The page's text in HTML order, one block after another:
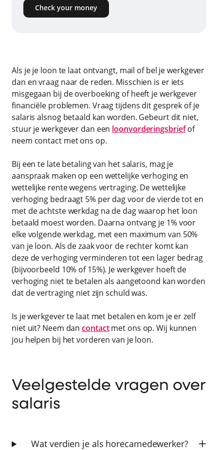
Check your money
Als je je loon te laat ontvangt, mail of bel je werkgever
dan en vraag naar de reden. Misschien is er iets
misgegaan bij de overboeking of heeft je werkgever
financiële problemen. Vraag tijdens dit gesprek of je
salaris alsnog betaald kan worden. Gebeurt dit niet,
stuur je werkgever dan een loonvorderingsbriefof
neem contact met ons op.
Bij een te late betaling van het salaris, mag je
aanspraak maken op een wettelijke verhoging en
wettelijke rente wegens vertraging. De wettelijke
verhoging bedraagt 5% per dag voor de vierde tot en
met de achtste werkdag na de dag waarop het loon
betaald moest worden. Daarna ontvang je 1% voor
elke volgende werkdag, met een maximum van 50%
van je loon. Als de zaak voor de rechter komt kan
deze de verhoging verminderen tot een lager bedrag
(bijvoorbeeld 10% of 15%). Je werkgever hoeft de
verhoging niet te betalen als aangetoond kan worden
dat de vertraging niet zijn schuld was.
Is je werkgever te laat met betalen en kom je er zelf
niet uit? Neem dancontactmet ons op. Wij kunnen
jou helpen bij het vorderen van je loon.
Veelgestelde vragen over
salaris
Wat verdien je als horecamedewerker?